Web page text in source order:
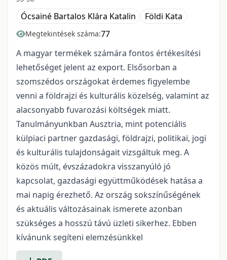
Ócsainé Bartalos Klára Katalin Földi Kata
Megtekintések száma:77
A magyar termékek számára fontos értékesítési
lehetőséget jelent az export. Elsősorban a
szomszédos országokat érdemes figyelembe
venni a földrajzi és kulturális közelség, valamint az
alacsonyabb fuvarozási költségek miatt.
Tanulmányunkban Ausztria, mint potenciális
külpiaci partner gazdasági, földrajzi, politikai, jogi
és kulturális tulajdonságait vizsgáltuk meg. A
közös múlt, évszázadokra visszanyúló jó
kapcsolat, gazdasági együttműködések hatása a
mai napig érezhető. Az ország sokszínűségének
és aktuális változásainak ismerete azonban
szükséges a hosszú távú üzleti sikerhez. Ebben
kívánunk segíteni elemzésünkkel